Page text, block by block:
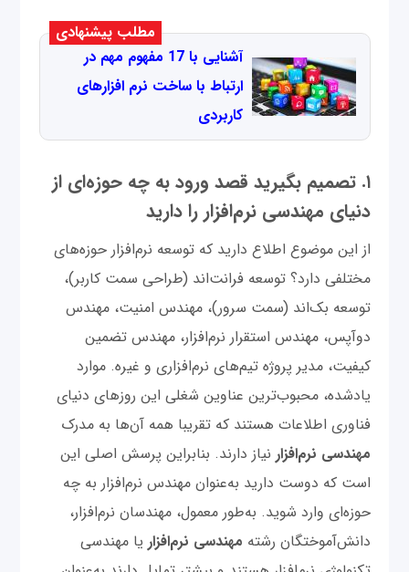
مطلب پیشنهادی
آشنایی با 17 مفهوم مهم در
ارتباط با ساخت نرم افزارهای
کاربردی
۱. تصمیم بگیرید قصد ورود به چه حوزه‌ای از
دنیای مهندسی نرم‌افزار را دارید
از این موضوع اطلاع دارید که توسعه نرم‌افزار حوزه‌های
مختلفی دارد؟ توسعه فرانت‌اند (طراحی سمت کاربر)،
توسعه بک‌اند (سمت سرور)، مهندس امنیت، مهندس
دوآپس، مهندس استقرار نرم‌افزار، مهندس تضمین
کیفیت، مدیر پروژه تیم‌های نرم‌افزاری و غیره. موارد
یادشده، محبوب‌ترین عناوین شغلی این روزهای دنیای
فناوری اطلاعات هستند که تقریبا همه آن‌ها به مدرک
مهندسی نرم‌افزار نیاز دارند. بنابراین پرسش اصلی این
است که دوست دارید به‌عنوان مهندس نرم‌افزار به چه
حوزه‌ای وارد شوید. به‌طور معمول، مهندسان نرم‌افزار،
دانش‌آموختگان رشته مهندسی نرم‌افزار یا مهندسی